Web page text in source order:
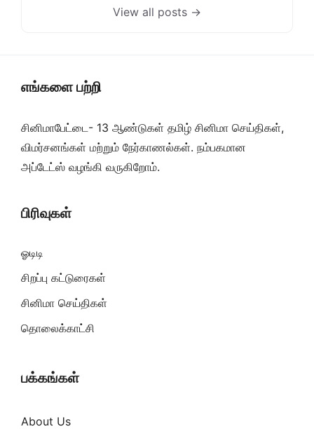
View all posts →
எங்களை பற்றி
சினிமாபேட்டை- 13 ஆண்டுகள் தமிழ் சினிமா செய்திகள்,
விமர்சனங்கள் மற்றும் நேர்காணல்கள். நம்பகமான
அப்டேட்ஸ் வழங்கி வருகிறோம்.
பிரிவுகள்
ஓடிடி
சிறப்பு கட்டுரைகள்
சினிமா செய்திகள்
தொலைக்காட்சி
பக்கங்கள்
About Us